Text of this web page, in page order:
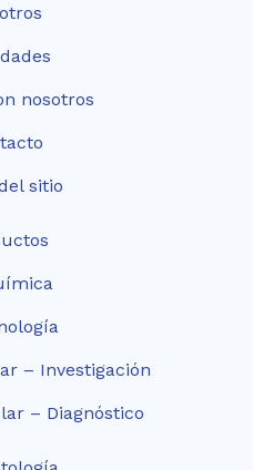
nosotros
sitio
– Investigación
– Diagnóstico